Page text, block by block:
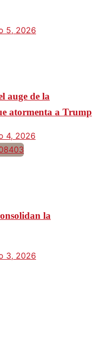
5, 2026
auge de la
atormenta a Trump
4, 2026
la
3, 2026